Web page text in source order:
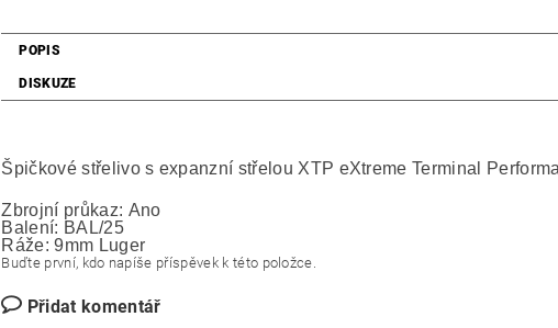
POPIS
DISKUZE
Špičkové střelivo s expanzní střelou XTP eXtreme Terminal
Zbrojní průkaz: Ano
Balení: BAL/25
Ráže:9mm Luger
Buďte první, kdo napíše příspěvek k této položce.
Přidat komentář